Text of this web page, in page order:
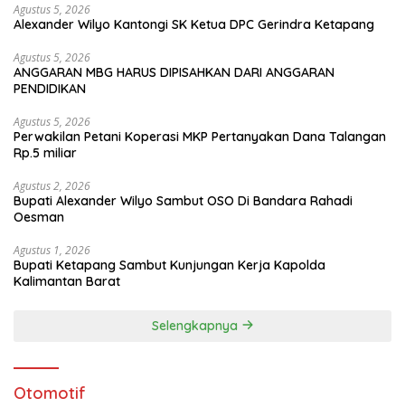
Agustus 5, 2026
Alexander Wilyo Kantongi SK Ketua DPC Gerindra Ketapang
Agustus 5, 2026
ANGGARAN MBG HARUS DIPISAHKAN DARI ANGGARAN
PENDIDIKAN
Agustus 5, 2026
Perwakilan Petani Koperasi MKP Pertanyakan Dana Talangan
Rp.5 miliar
Agustus 2, 2026
Bupati Alexander Wilyo Sambut OSO Di Bandara Rahadi
Oesman
Agustus 1, 2026
Bupati Ketapang Sambut Kunjungan Kerja Kapolda
Kalimantan Barat
Selengkapnya
Otomotif